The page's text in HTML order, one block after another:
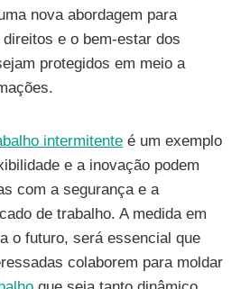
nova abordagem para
e o bem-estar dos
protegidos em meio a
intermitente é um exemplo
e a inovação podem
com a segurança e a
de trabalho. A medida em
o futuro, será essencial que
colaborem para moldar